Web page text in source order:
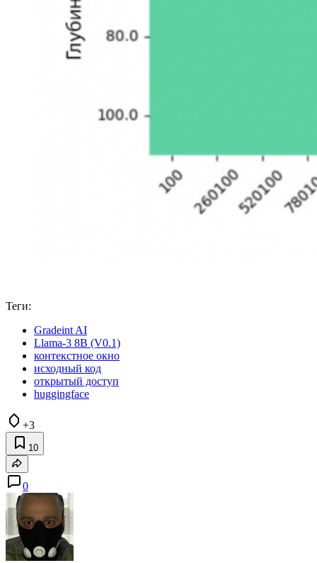
Теги:
Gradeint AI
Llama-3 8B (V0.1)
контекстное окно
исходный код
открытый доступ
huggingface
+3
10
0